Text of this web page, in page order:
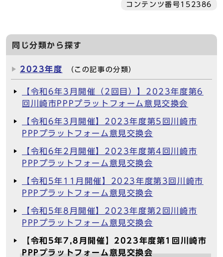
コンテンツ番号152386
同じ分類から探す
2023年度 （この記事の分類）
【令和6年3月開催（2回目）】2023年度第6
回川崎市PPPプラットフォーム意見交換会
【令和6年3月開催】2023年度第5回川崎市
PPPプラットフォーム意見交換会
【令和6年2月開催】2023年度第4回川崎市
PPPプラットフォーム意見交換会
【令和5年11月開催】2023年度第3回川崎市
PPPプラットフォーム意見交換会
【令和5年8月開催】2023年度第2回川崎市
PPPプラットフォーム意見交換会
【令和5年7,8月開催】2023年度第1回川崎市
PPPプラットフォーム意見交換会